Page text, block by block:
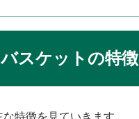
スケットの特徴